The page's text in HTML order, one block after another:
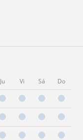
Ju Vi Sá Do